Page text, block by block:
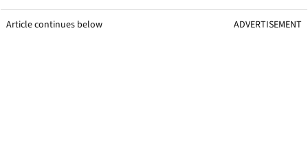
Article continues below ADVERTISEMENT